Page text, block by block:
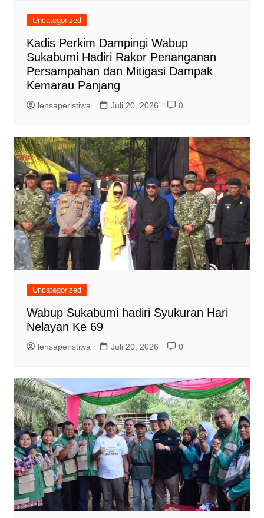
Uncategorized
Kadis Perkim Dampingi Wabup
Sukabumi Hadiri Rakor Penanganan
Persampahan dan Mitigasi Dampak
Kemarau Panjang
lensaperistiwa Juli 20, 2026 0
Uncategorized
Wabup Sukabumi hadiri Syukuran Hari
Nelayan Ke 69
lensaperistiwa Juli 20, 2026 0